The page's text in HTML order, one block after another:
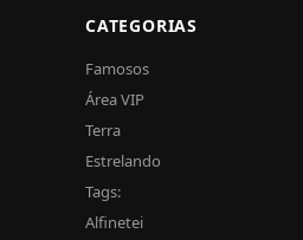
CATEGORIAS
Famosos
Área VIP
Terra
Estrelando
Tags:
Alfinetei